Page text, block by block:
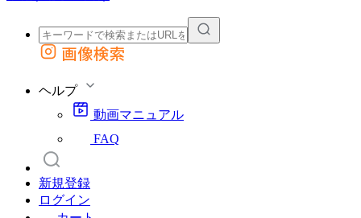
外部サイトの商品をカートに追加
画像検索
ヘルプ
動画マニュアル
FAQ
新規登録
ログイン